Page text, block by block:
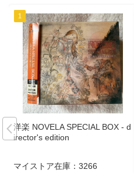
洋楽 NOVELA SPECIAL BOX - d
irector's edition
マイストア在庫： 3266